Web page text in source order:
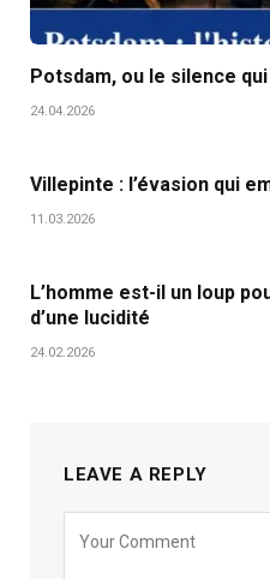
Potsdam, ou le silence
24.04.2026
Villepinte : l’évasion qui
11.03.2026
L’homme est-il un loup
d’une lucidité
24.02.2026
LEAVE A REPLY